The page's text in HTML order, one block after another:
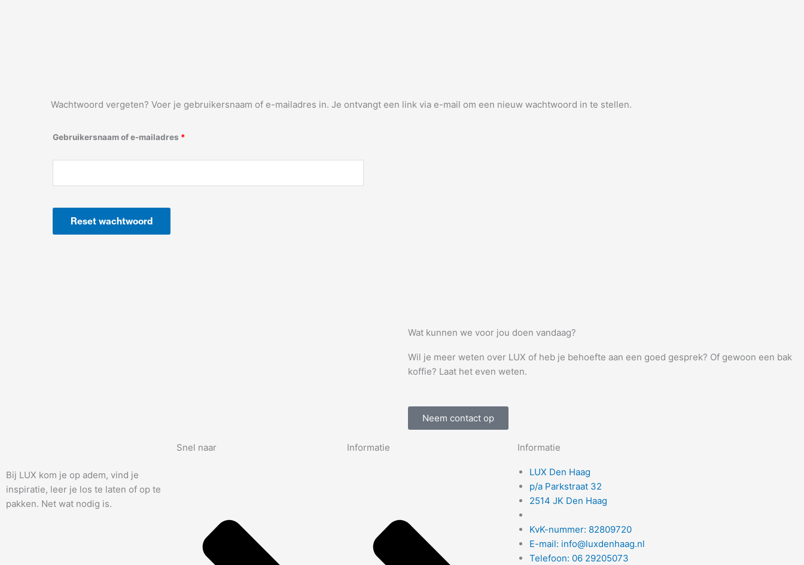
Wachtwoord vergeten? Voer je gebruikersnaam of e-mailadres in. Je ontvangt een link via e-mail om een nieuw wachtwoord in te stellen.
Gebruikersnaam of e-mailadres *
Vereist
Reset wachtwoord
Wat kunnen we voor jou doen vandaag?
Wil je meer weten over LUX of heb je behoefte aan een goed gesprek? Of gewoon een bak
koffie? Laat het even weten.
Neem contact op
Bij LUX kom je op adem, vind je
inspiratie, leer je los te laten of op te
pakken. Net wat nodig is.
Snel naar Informatie Informatie
LUX Den Haag
p/a Parkstraat 32
2514 JK Den Haag
KvK-nummer: 82809720
E-mail: info@luxdenhaag.nl
Telefoon: 06 29205073